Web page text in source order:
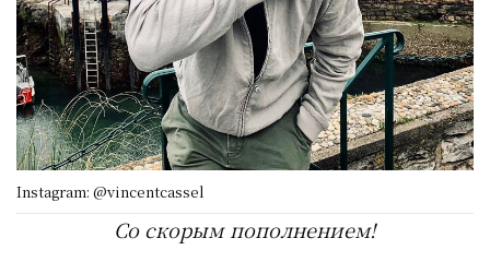
Instagram: @vincentcassel
Со скорым пополнением!